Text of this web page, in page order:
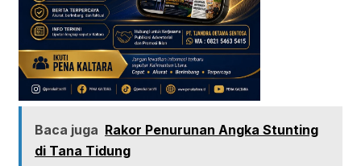
Baca juga Rakor Penurunan Angka Stunting
di Tana Tidung